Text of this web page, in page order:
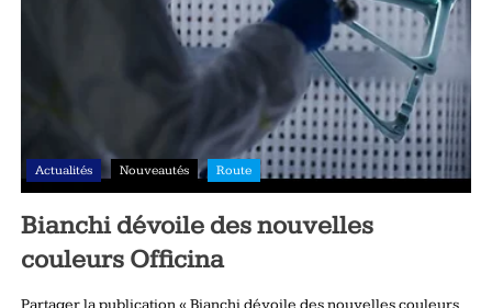
Actualités Nouveautés Route
Bianchi dévoile des nouvelles
couleurs Officina
Partager la publication « Bianchi dévoile des nouvelles couleurs